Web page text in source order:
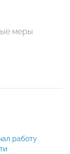
меры
работу